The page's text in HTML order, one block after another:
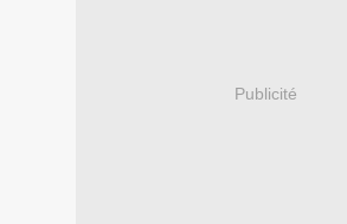
Publicité